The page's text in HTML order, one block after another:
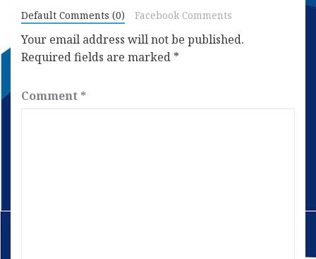
Default Comments (0) Facebook Comments
Your email address will not be published.
Required fields are marked *
Comment *